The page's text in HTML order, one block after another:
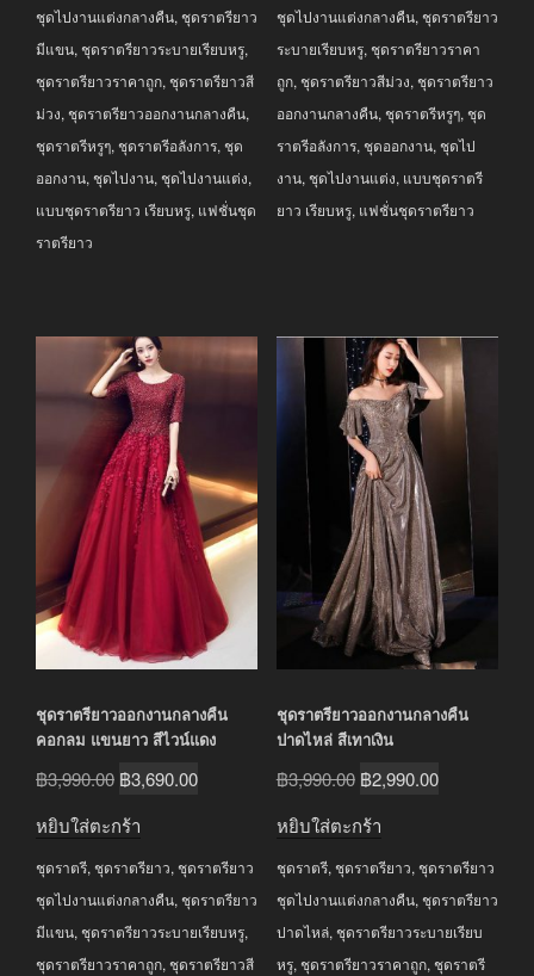
ชุดไปงานแต่งกลางคืน, ชุดราตรียาว
มีแขน, ชุดราตรียาวระบายเรียบหรู,
ชุดราตรียาวราคาถูก, ชุดราตรียาวสี
ม่วง, ชุดราตรียาวออกงานกลางคืน,
ชุดราตรีหรูๆ, ชุดราตรีอลังการ, ชุด
ออกงาน, ชุดไปงาน, ชุดไปงานแต่ง,
แบบชุดราตรียาว เรียบหรู, แฟชั่นชุด
ราตรียาว
ชุดไปงานแต่งกลางคืน, ชุดราตรียาว
ระบายเรียบหรู, ชุดราตรียาวราคา
ถูก, ชุดราตรียาวสีม่วง, ชุดราตรียาว
ออกงานกลางคืน, ชุดราตรีหรูๆ, ชุด
ราตรีอลังการ, ชุดออกงาน, ชุดไป
งาน, ชุดไปงานแต่ง, แบบชุดราตรี
ยาว เรียบหรู, แฟชั่นชุดราตรียาว
ชุดราตรียาวออกงานกลางคืน
คอกลม แขนยาว สีไวน์แดง
฿3,990.00 Original
฿3,990.00.
฿3,690.00Current
฿3,690.00.
หยิบใส่ตะกร้า
ชุดราตรี, ชุดราตรียาว, ชุดราตรียาว
ชุดไปงานแต่งกลางคืน, ชุดราตรียาว
มีแขน, ชุดราตรียาวระบายเรียบหรู,
ชุดราตรียาวราคาถูก, ชุดราตรียาวสี
ชุดราตรียาวออกงานกลางคืน
ปาดไหล่ สีเทาเงิน
฿3,990.00 Original
฿3,990.00.
฿2,990.00Current
฿2,990.00.
หยิบใส่ตะกร้า
ชุดราตรี, ชุดราตรียาว, ชุดราตรียาว
ชุดไปงานแต่งกลางคืน, ชุดราตรียาว
ปาดไหล่, ชุดราตรียาวระบายเรียบ
หรู, ชุดราตรียาวราคาถูก, ชุดราตรี